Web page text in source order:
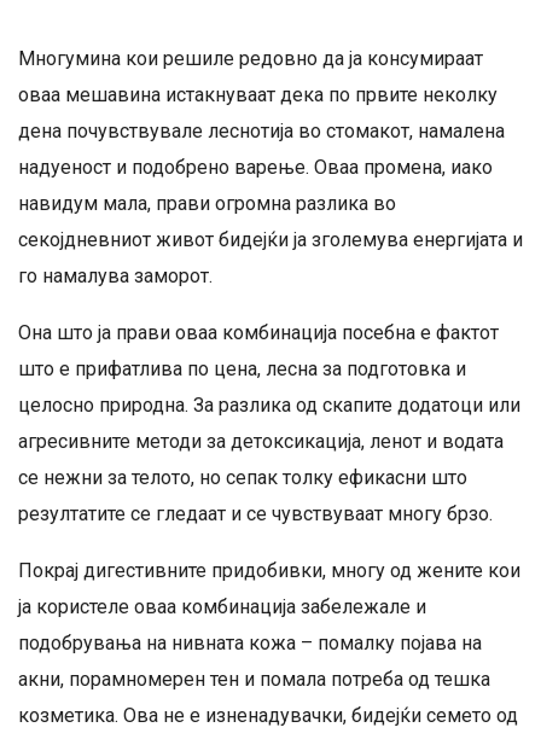
Многумина кои решиле редовно да ја консумираат
оваа мешавина истакнуваат дека по првите неколку
дена почувствувале леснотија во стомакот, намалена
надуеност и подобрено варење. Оваа промена, иако
навидум мала, прави огромна разлика во
секојдневниот живот бидејќи ја зголемува енергијата и
го намалува заморот.
Она што ја прави оваа комбинација посебна е фактот
што е прифатлива по цена, лесна за подготовка и
целосно природна. За разлика од скапите додатоци или
агресивните методи за детоксикација, ленот и водата
се нежни за телото, но сепак толку ефикасни што
резултатите се гледаат и се чувствуваат многу брзо.
Покрај дигестивните придобивки, многу од жените кои
ја користеле оваа комбинација забележале и
подобрувања на нивната кожа – помалку појава на
акни, порамномерен тен и помала потреба од тешка
козметика. Ова не е изненадувачки, бидејќи семето од